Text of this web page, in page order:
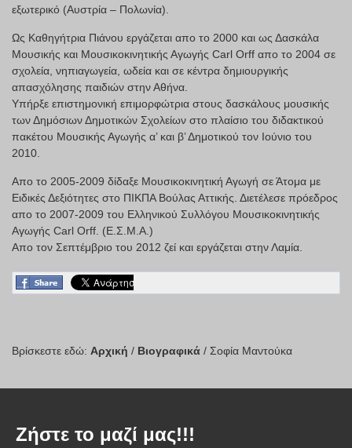
εξωτερικό (Αυστρία – Πολωνία).
Ως Καθηγήτρια Πιάνου εργάζεται απο το 2000 και ως Δασκάλα
Μουσικής και Μουσικοκινητικής Αγωγής Carl Orff απο το 2004 σε
σχολεία, νηπιαγωγεία, ωδεία και σε κέντρα δημιουργικής
απασχόλησης παιδιών στην Αθήνα.
Υπήρξε επιστημονική επιμορφώτρια στους δασκάλους μουσικής
των Δημόσιων Δημοτικών Σχολείων στο πλαίσιο του διδακτικού
πακέτου Μουσικής Αγωγής α’ και β’ Δημοτικού τον Ιούνιο του
2010.
Απο το 2005-2009 δίδαξε Μουσικοκινητική Αγωγή σε Άτομα με
Ειδικές Δεξιότητες στο ΠΙΚΠΑ Βούλας Αττικής. Διετέλεσε πρόεδρος
απο το 2007-2009 του Ελληνικού Συλλόγου Μουσικοκινητικής
Αγωγής Carl Orff. (E.Σ.Μ.Α.)
Απο τον Σεπτέμβριο του 2012 ζεί και εργάζεται στην Λαμία.
Βρίσκεστε εδώ: Αρχική / Βιογραφικά / Σοφία Μαντούκα
Ζήστε το μαζί μας!!!